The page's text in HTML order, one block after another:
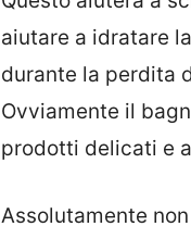
aiutare a idratare
durante la perdita
Ovviamente il
prodotti delicati e
Assolutamente